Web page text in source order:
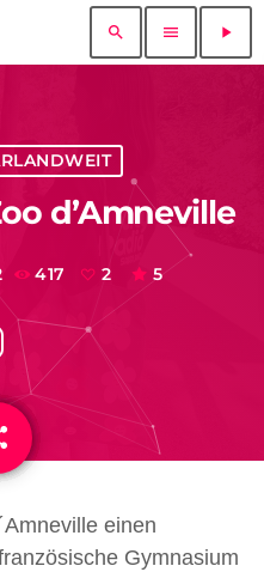
search menu play_arrow
d’Amneville
417 2 5
einen
Gymnasium